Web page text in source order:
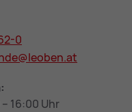
0
leoben.at
16:00 Uhr